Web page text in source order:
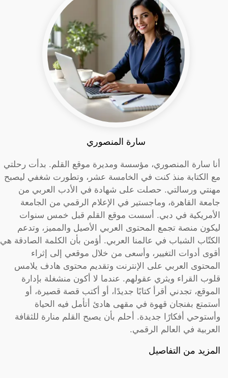
سارة المنصوري
أنا سارة المنصوري، مؤسسة ومديرة موقع القلم. بدأت رحلتي
مع الكتابة منذ كنت في الخامسة عشر، وتطورت شغفي ليصبح
مهنتي ورسالتي. حصلت على شهادة في الأدب العربي من
جامعة القاهرة، وماجستير في الإعلام الرقمي من الجامعة
الأمريكية في دبي. أسست موقع القلم قبل خمس سنوات
ليكون منصة تجمع المحتوى العربي الأصيل والمميز، وتدعم
الكتّاب الشباب في عالمنا العربي. أؤمن بأن الكلمة الصادقة هي
أقوى أدوات التغيير، وأسعى من خلال موقعي إلى إثراء
المحتوى العربي على الإنترنت وتقديم محتوى هادف يلامس
قلوب القراء ويثري عقولهم. عندما لا أكون منشغلة بإدارة
الموقع، تجدني أقرأ كتابًا جديدًا، أو أكتب قصة قصيرة، أو
أستمتع بفنجان قهوة في مقهى هادئ أتأمل فيه الحياة
وأستوحي أفكارًا جديدة. أحلم بأن يصبح القلم منارة للثقافة
العربية في العالم الرقمي.
المزيد من التفاصيل